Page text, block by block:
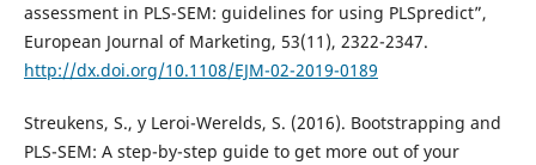
assessment in PLS-SEM: guidelines for using PLSpredict”,
European Journal of Marketing, 53(11), 2322-2347.
http://dx.doi.org/10.1108/EJM-02-2019-0189
Streukens, S., y Leroi-Werelds, S. (2016). Bootstrapping and
PLS-SEM: A step-by-step guide to get more out of your